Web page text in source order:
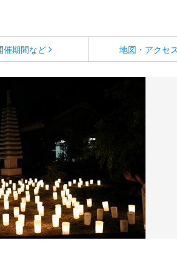
催期間など 地図・アクセス